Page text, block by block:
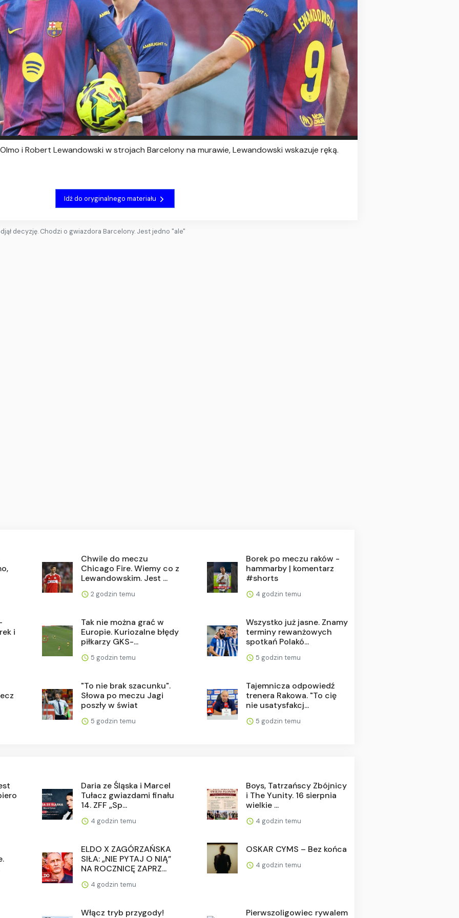
i Robert Lewandowski w strojach Barcelony na murawie, Lewandowski wskazuje ręką.
Idź do oryginalnego materiału
decyzję. Chodzi o gwiazdora Barcelony. Jest jedno "ale"
Chwile do meczu
Chicago Fire. Wiemy co z
Lewandowskim. Jest ...
2 godzin temu
Borek po meczu raków -
hammarby | komentarz
#shorts
4 godzin temu
i
Tak nie można grać w
Europie. Kuriozalne błędy
piłkarzy GKS-...
5 godzin temu
Wszystko już jasne. Znamy
terminy rewanżowych
spotkań Polakó...
5 godzin temu
"To nie brak szacunku".
Słowa po meczu Jagi
poszły w świat
5 godzin temu
Tajemnicza odpowiedź
trenera Rakowa. "To cię
nie usatysfakcj...
5 godzin temu
Daria ze Śląska i Marcel
Tułacz gwiazdami finału
14. ZFF „Sp...
4 godzin temu
Boys, Tatrzańscy Zbójnicy
i The Yunity. 16 sierpnia
wielkie ...
4 godzin temu
ELDO X ZAGÓRZAŃSKA
SIŁA: „NIE PYTAJ O NIĄ”
NA ROCZNICĘ ZAPRZ...
4 godzin temu
OSKAR CYMS – Bez końca
4 godzin temu
Włącz tryb przygody!
Pierwszoligowiec rywalem